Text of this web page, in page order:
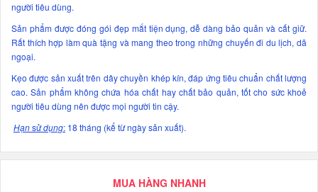
người tiêu dùng.
Sản phẩm được đóng gói đẹp mắt tiện dụng, dễ dàng bảo quản và cất giữ.
Rất thích hợp làm quà tặng và mang theo trong những chuyến đi du lịch, dã
ngoại.
Kẹo được sản xuất trên dây chuyền khép kín, đáp ứng tiêu chuẩn chất lượng
cao. Sản phẩm không chứa hóa chất hay chất bảo quản, tốt cho sức khoẻ
người tiêu dùng nên được mọi người tin cậy.
Hạnsửdụng: 18 tháng (kể từ ngày sản xuất).
MUA HÀNG NHANH